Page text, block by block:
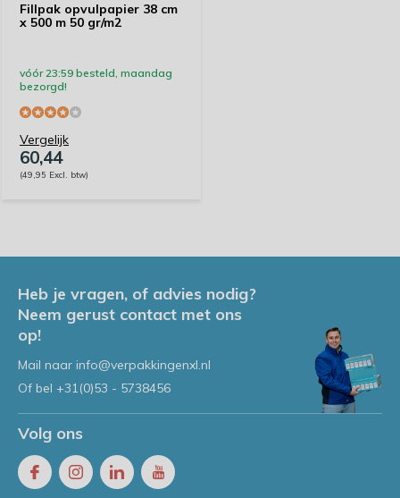
Fillpak opvulpapier 38 cm
x 500 m 50 gr/m2
vóór 23:59 besteld, maandag
bezorgd!
Vergelijk
60,44
(49,95 Excl. btw)
Heb je vragen, of advies nodig?
Neem gerust contact met ons
op!
Mail naar info@verpakkingenxl.nl
Of bel +31(0)53 - 5738456
Volg ons